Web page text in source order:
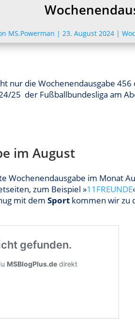
MS.Powerman | 23. August 2024|
nur die Wochenendausgabe
25 der Fußballbundesliga am
im August
Wochenendausgabe im Monat
zum Beispiel »1 1FREUNDE
mit dem Sport kommen wir zu